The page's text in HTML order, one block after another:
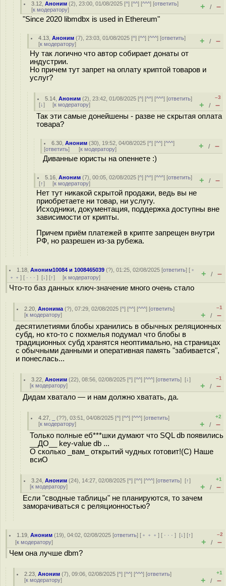
3.12 ,Аноним (2), 23:00, 01/08/2025 [^] [^^] [^^^] [ответить]
[к модератору] + / –
"Since 2020 libmdbx is used in Ethereum"
4.13 ,Аноним (7), 23:03, 01/08/2025 [^] [^^] [^^^] [ответить]
[к модератору] + / –
Ну так логично что автор собирает донаты от
индустрии.
Но причем тут запрет на оплату криптой товаров и
услуг?
5.14 ,Аноним (2), 23:42, 01/08/2025 [^] [^^] [^^^] [ответить]
[↓] [к модератору]
–3
+ / –
Так эти самые донейшены - разве не скрытая оплата
товара?
6.30 ,Аноним (30), 19:52, 04/08/2025 [^] [^^] [^^^]
[ответить] [к модератору] + / –
Диванные юристы на опеннете :)
5.16 ,Аноним (7), 00:05, 02/08/2025 [^] [^^] [^^^] [ответить]
[↑] [к модератору] + / –
Нет тут никакой скрытой продажи, ведь вы не
приобретаете ни товар, ни услугу.
Исходники, документация, поддержка доступны вне
зависимости от крипты.
Причем приём платежей в крипте запрещен внутри
РФ, но разрешен из-за рубежа.
1.18 ,Аноним10084 и 1008465039 (?), 01:25, 02/08/2025 [ответить] [ ﹢
﹢﹢ ] [ · · · ] [↓] [↑] [к модератору] + / –
Что-то баз данных ключ-значение много очень стало
2.20 ,Анонима (?), 07:29, 02/08/2025 [^] [^^] [^^^] [ответить]
[к модератору]
–1
+ / –
десятилетиями блобы хранились в обычных реляционных
субд, но кто-то с похмелья подумал что блобы в
традиционных субд хранятся неоптимально, на страницах
с обычными данными и оперативная память "забивается",
и понеслась...
3.22 ,Аноним (22), 08:56, 02/08/2025 [^] [^^] [^^^] [ответить][↓]
[к модератору]
–1
+ / –
Дидам хватало — и нам должно хватать, да.
4.27 (??), 03:51, 04/08/2025 [^] [^^] [^^^] [ответить]
[к модератору]
+2
+ / –
Только полные еб***шки думают что SQL db появились
__ДО__ key-value db ...
О сколько _вам_ открытий чудных готовит!(С) Наше
всиО
3.24 ,Аноним (24), 14:27, 02/08/2025 [^] [^^] [^^^] [ответить][↑]
[к модератору]
+1
+ / –
Если "сводные таблицы" не планируются, то зачем
заморачиваться с реляционностью?
1.19 ,Аноним (19), 04:02, 02/08/2025 [ответить] [ ﹢﹢﹢] [ · · ·][↓] [↑]
[к модератору]
–2
+ / –
Чем она лучше dbm?
2.23 ,Аноним (7), 09:06, 02/08/2025 [^] [^^] [^^^] [ответить]
[к модератору]
+1
+ / –